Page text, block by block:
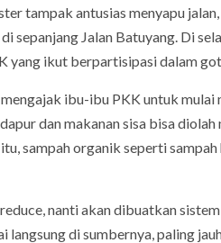
tampak antusias menyapu
sepanjang Jalan Batuyang. Di
yang ikut berpartisipasi dalam
ibu-ibu PKK untuk mulai
dan makanan sisa bisa
sampah organik seperti
nanti akan dibuatkan
langsung di sumbernya, paling